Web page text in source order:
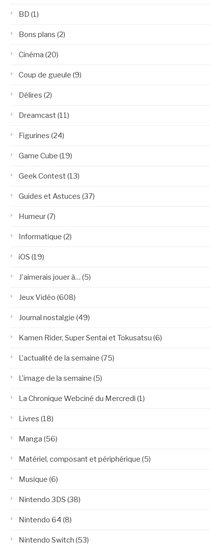
BD (1)
Bons plans (2)
Cinéma (20)
Coup de gueule (9)
Délires (2)
Dreamcast(11)
Figurines (24)
Game Cube (19)
Geek Contest(13)
Guides et Astuces (37)
Humeur(7)
Informatique (2)
iOS (19)
J'aimerais jouer à… (5)
Jeux Vidéo (608)
Journal nostalgie (49)
Kamen Rider, Super Sentai et Tokusatsu (6)
L'actualité de la semaine (75)
L'image de la semaine (5)
La Chronique Webciné du Mercredi (1)
Livres (18)
Manga (56)
Matériel, composant et périphérique (5)
Musique (6)
Nintendo 3DS (38)
Nintendo 64 (8)
Nintendo Switch (53)